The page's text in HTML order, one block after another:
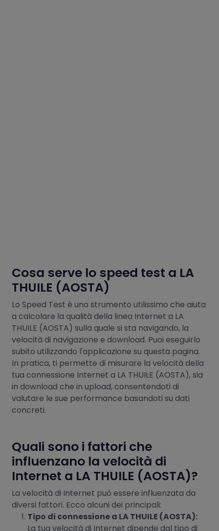
Cosa serve lo speed test a LA
THUILE (AOSTA)
Lo Speed Test è uno strumento utilissimo che aiuta
a calcolare la qualità della linea Internet a LA
THUILE (AOSTA) sulla quale si sta navigando, la
velocità di navigazione e download. Puoi eseguirlo
subito utilizzando l'applicazione su questa pagina.
In pratica, ti permette di misurare la velocità della
tua connessione Internet a LA THUILE (AOSTA), sia
in download che in upload, consentendoti di
valutare le sue performance basandoti su dati
concreti.
Quali sono i fattori che
influenzano la velocità di
Internet a LA THUILE (AOSTA)?
La velocità di Internet può essere influenzata da
diversi fattori. Ecco alcuni dei principali:
Tipo di connessione a LA THUILE (AOSTA):
La tua velocità di Internet dipende dal tipo di